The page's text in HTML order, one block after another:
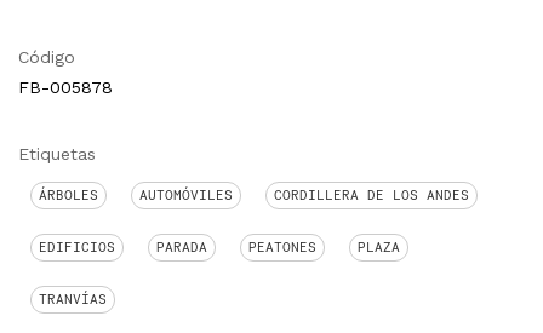
Código
FB-005878
Etiquetas
ÁRBOLES AUTOMÓVILES CORDILLERA DE LOS ANDES
EDIFICIOS PARADA PEATONES PLAZA
TRANVÍAS